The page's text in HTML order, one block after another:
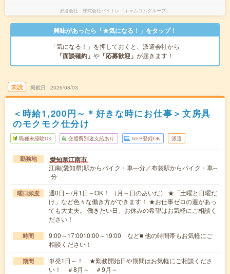
派遣会社 株式会社バイトレ（キャムコムグループ）
興味があったら「★気になる！」をタップ！
「気になる！」を押しておくと、派遣会社から
「面談確約」 や 「応募歓迎」 が届きます！
未読 掲載日 2026/08/03
＜時給1,200円～＊好きな時にお仕事＞文房具
のモクモク仕分け
職種未経験OK 交通費別途支給あり WEB登録OK 派遣
勤務地 愛知県江南市
江南(愛知県)駅からバイク・車---分／布袋駅からバイク・車--
-分
曜日頻度
週0日～/月1日～OK！ （月～日のあいだ） ★「土曜と日曜だ
け」など色々な働き方ができます！ ★お仕事ゼロの週があっ
ても大丈夫。 働きたい日、お休みの希望はお気軽にご相談く
ださい！
時間
9:00～17:0010:00～19:00 など■ 他の時間帯もお気軽にご
相談ください！
期間
単発1日～！ ★勤務開始日や期間はお気軽にご相談くださ
い！ ＃8月～ ＃9月～